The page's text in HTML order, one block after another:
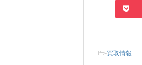
-買取情報